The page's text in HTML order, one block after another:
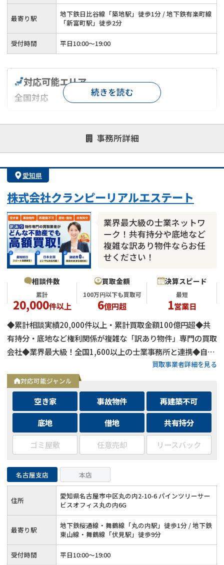
最寄り駅
地下鉄日比谷線「築地駅」徒歩1分 / 地下鉄有楽町線
「新富町駅」徒歩2分
受付時間 平日10:00～19:00
事務所詳細
対応可能エリア
全国対応
対応が親身 オンライン面談可能
レスポンスが早い
1億円以上の買取可
続きを読む
愛知県
株式会社クランピーリアルエステート
業界最大級の士業ネットワ
ーク！共有持分や底地など
複雑な訳あり物件ならお任
せください！
相談件数
累計
20,000件以上
買取金額
100万円以下も買取可
6億円超
決算スピード
最短
1営業日
◆累計相談実績20,000件以上・累計買取金額100億円超◆共
有持分・底地など権利関係が複雑な「訳あり物件」専門の買取
会社◆業界最大級！全国1,600以上の士業事務所と連携◆自己
資金による買取のため、融資審査を待たず最短即日で決済可能
◆士業事務所や大手不動産会社からの相談実績も多数
買取事業者詳細を見る
対応可能ジャンル
空き家 事故物件
再建築不可
底地
借地
共有持分
ゴミ屋敷
任意売却 リースバック
名古屋支店 本店
住所
愛知県名古屋市中区丸の内2-10-6 パインツリーサー
ビスオフィス丸の内6G
最寄り駅
地下鉄桜通線・舞鶴線「丸の内駅」徒歩1分 / 地下鉄
東山線・舞鶴線「伏見駅」徒歩9分
受付時間 平日10:00～19:00